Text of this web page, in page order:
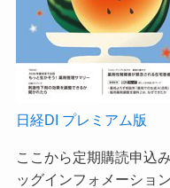
日経DI プレミアム版
ここから定期購読申込
ッグインフォメーショ